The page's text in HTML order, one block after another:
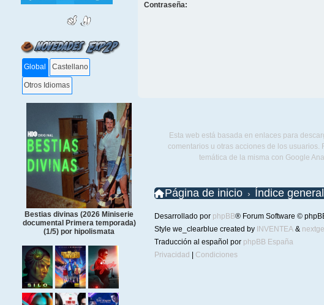
Global Castellano
Otros Idiomas
Bestias divinas (2026 Miniserie
documental Primera temporada)
(1/5) por hipolismata
Contraseña:
Esta web está basada en enlaces para
comentarios u otras acciones de los
temática de la misma con Google
Página de inicio Índice general
Desarrollado por phpBB® Forum Software ©
Style we_clearblue created by INVENTEA&
Traducción al español por phpBB España
Privacidad
Condiciones